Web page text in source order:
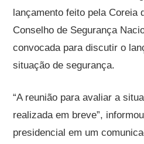
lançamento feito pela Coreia
Conselho de Segurança
convocada para discutir o
situação de segurança.
“A reunião para avaliar a
realizada em breve”,
presidencial em um